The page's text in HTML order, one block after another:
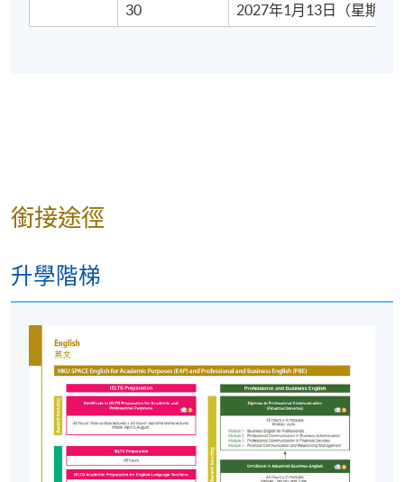
30
2027年1月13日（星期三
銜接途徑
升學階梯